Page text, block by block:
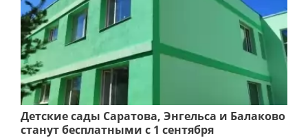
Детские сады Саратова, Энгельса и Балаково
станут бесплатными с 1 сентября